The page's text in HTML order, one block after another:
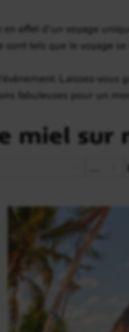
effet d’un voyage
tels que le voyage se
Laissez-vous
fabuleuses pour un
miel sur